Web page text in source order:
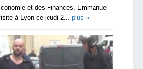
et des Finances, Emmanuel
à Lyon ce jeudi 2... plus »